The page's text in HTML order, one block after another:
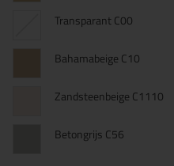
Transparant C00
Bahamabeige C10
Zandsteenbeige C1110
Betongrijs C56